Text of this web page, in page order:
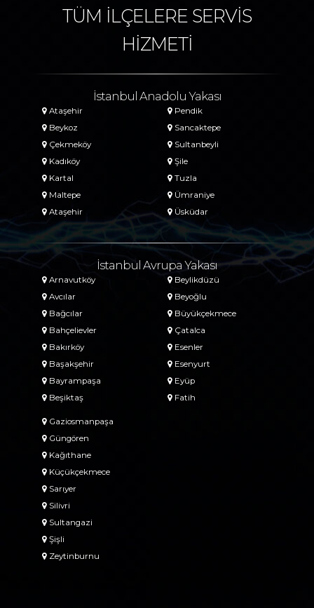
TÜM İLÇELERE SERVİS
HİZMETİ
İstanbul Anadolu Yakası
Ataşehir
Beykoz
Çekmeköy
Kadıköy
Kartal
Maltepe
Ataşehir
Pendik
Sancaktepe
Sultanbeyli
Şile
Tuzla
Ümraniye
Üsküdar
İstanbul Avrupa Yakası
Arnavutköy
Avcılar
Bağcılar
Bahçelievler
Bakırköy
Başakşehir
Bayrampaşa
Beşiktaş
Beylikdüzü
Beyoğlu
Büyükçekmece
Çatalca
Esenler
Esenyurt
Eyüp
Fatih
Gaziosmanpaşa
Güngören
Kağıthane
Küçükçekmece
Sarıyer
Silivri
Sultangazi
Şişli
Zeytinburnu